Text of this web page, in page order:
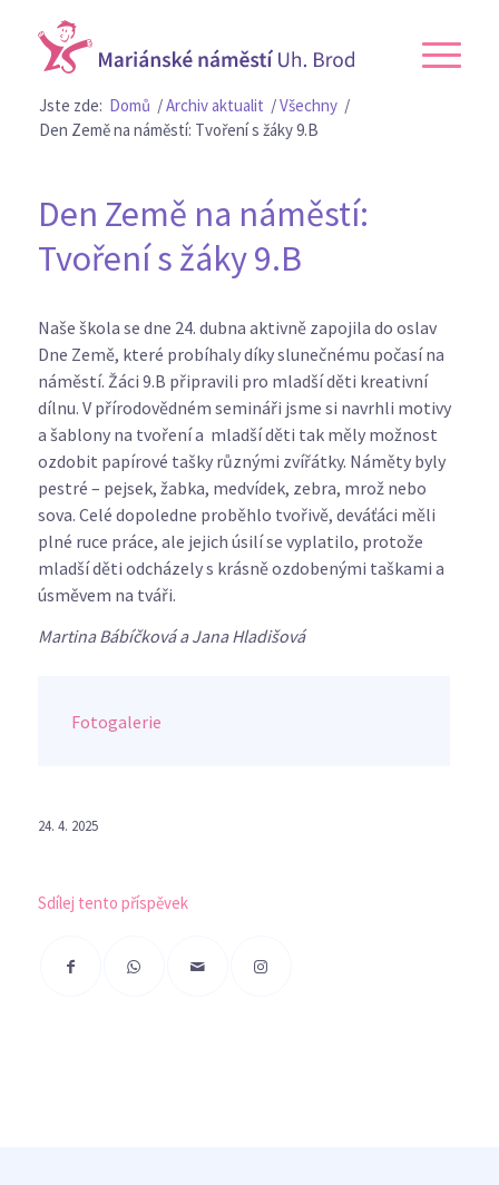
Jste zde: Domů /Archiv aktualit /Všechny /
Den Země na náměstí: Tvoření s žáky 9.B
Den Země na náměstí:
Tvoření s žáky 9.B
Naše škola se dne 24. dubna aktivně zapojila do oslav
Dne Země, které probíhaly díky slunečnému počasí na
náměstí. Žáci 9.B připravili pro mladší děti kreativní
dílnu. V přírodovědném semináři jsme si navrhli motivy
a šablony na tvoření a mladší děti tak měly možnost
ozdobit papírové tašky různými zvířátky. Náměty byly
pestré – pejsek, žabka, medvídek, zebra, mrož nebo
sova. Celé dopoledne proběhlo tvořivě, deváťáci měli
plné ruce práce, ale jejich úsilí se vyplatilo, protože
mladší děti odcházely s krásně ozdobenými taškami a
úsměvem na tváři.
Martina Bábíčková a Jana Hladišová
Fotogalerie
24. 4. 2025
Sdílej tento příspěvek